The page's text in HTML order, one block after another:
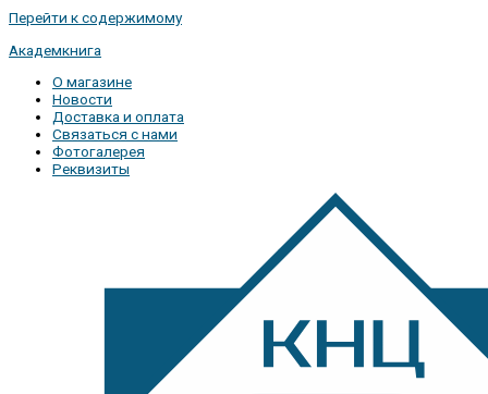
Перейти к содержимому
Академкнига
О магазине
Новости
Доставка и оплата
Связаться с нами
Фотогалерея
Реквизиты